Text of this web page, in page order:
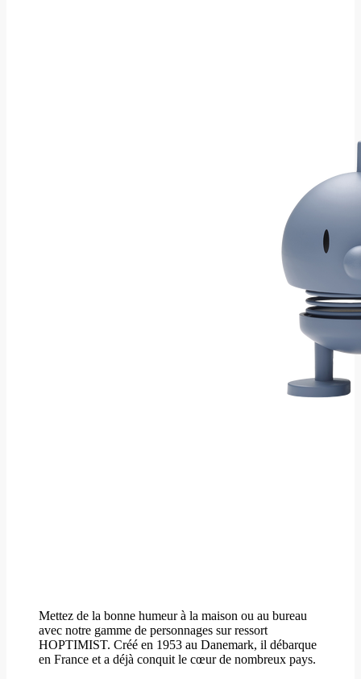
Mettez de la bonne humeur à la maison ou au bureau
avec notre gamme de personnages sur ressort
HOPTIMIST. Créé en 1953 au Danemark, il débarque
en France et a déjà conquit le cœur de nombreux pays.